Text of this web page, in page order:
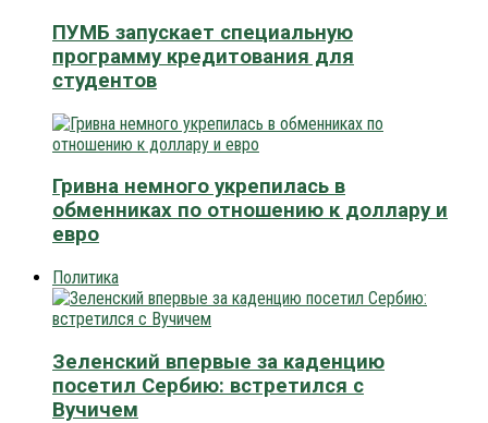
ПУМБ запускает специальную
программу кредитования для
студентов
Гривна немного укрепилась в
обменниках по отношению к доллару и
евро
Политика
Зеленский впервые за каденцию
посетил Сербию: встретился с
Вучичем